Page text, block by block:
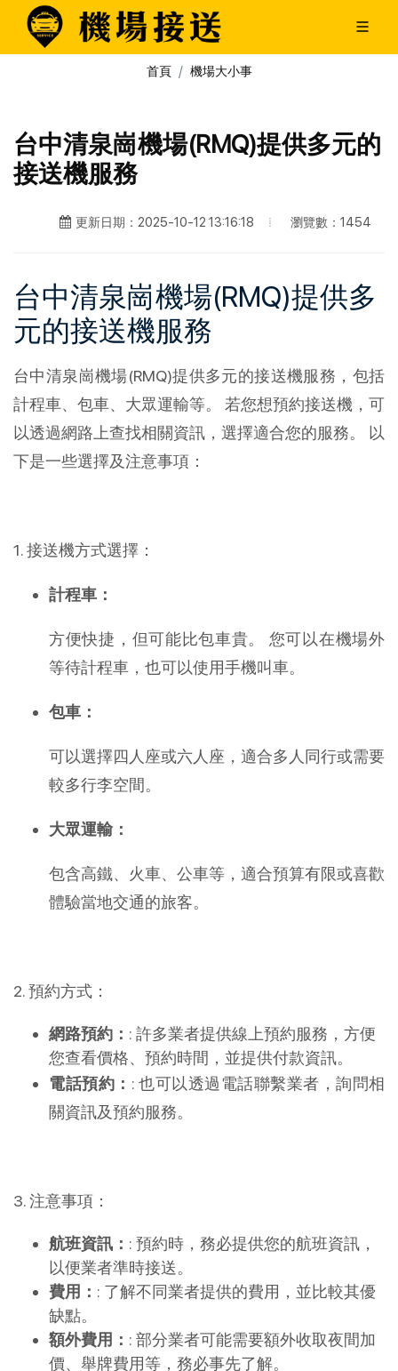
首頁 機場大小事
台中清泉崗機場(RMQ)提供多元的
接送機服務
更新日期：2025-10-12 13:16:18 瀏覽數：1454
台中清泉崗機場(RMQ)提供多
元的接送機服務
台中清泉崗機場(RMQ)提供多元的接送機服務，包括
計程車、包車、大眾運輸等。 若您想預約接送機，可
以透過網路上查找相關資訊，選擇適合您的服務。 以
下是一些選擇及注意事項：
1. 接送機方式選擇：
計程車：
方便快捷，但可能比包車貴。 您可以在機場外
等待計程車，也可以使用手機叫車。
包車：
可以選擇四人座或六人座，適合多人同行或需要
較多行李空間。
大眾運輸：
包含高鐵、火車、公車等，適合預算有限或喜歡
體驗當地交通的旅客。
2. 預約方式：
網路預約： : 許多業者提供線上預約服務，方便
您查看價格、預約時間，並提供付款資訊。
電話預約： : 也可以透過電話聯繫業者，詢問相
關資訊及預約服務。
3. 注意事項：
航班資訊： : 預約時，務必提供您的航班資訊，
以便業者準時接送。
費用： : 了解不同業者提供的費用，並比較其優
缺點。
額外費用： : 部分業者可能需要額外收取夜間加
價、舉牌費用等，務必事先了解。